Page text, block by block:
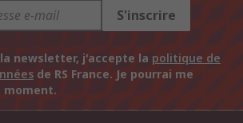
S'inscrire
newsletter, j'accepte la politique de
de RS France. Je pourrai me
moment.